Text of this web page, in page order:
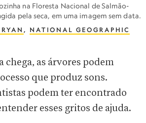
na Floresta Nacional de Salmão-
pela seca, em uma imagem sem data.
, NATIONAL GEOGRAPHIC
chega, as árvores podem
que produz sons.
podem ter encontrado
esses gritos de ajuda.